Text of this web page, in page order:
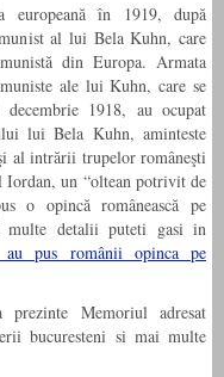
europeană în 1919, după
al lui Bela Kuhn, care
din Europa. Armata
ale lui Kuhn, care se
1918, au ocupat
lui Bela Kuhn, aminteste
al intrării trupelor româneşti
Iordan, un “oltean potrivit de
o opincă românească pe
multe detalii puteti gasi in
au pus românii opinca pe
Memoriul adresat
bucuresteni si mai multe